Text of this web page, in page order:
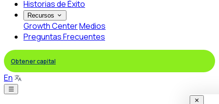
Historias de Éxito
Recursos
Growth CenterMedios
Preguntas Frecuentes
Obtener capital
En